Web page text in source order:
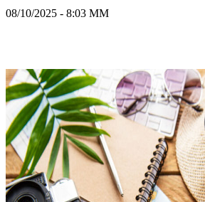
08/10/2025 - 8:03 ΜΜ